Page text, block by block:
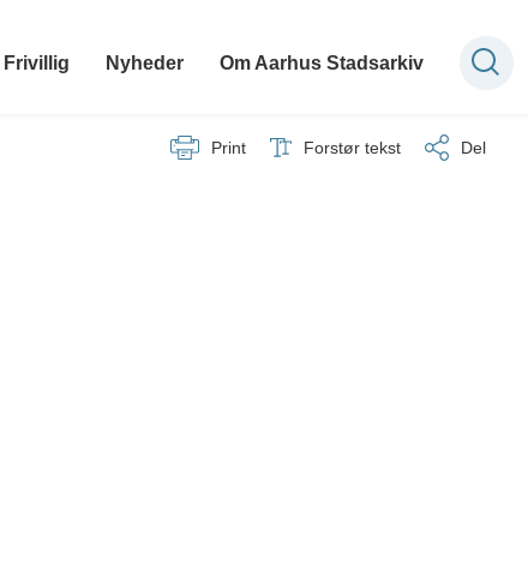
Frivillig Nyheder Om Aarhus Stadsarkiv
Print Forstør tekst Del